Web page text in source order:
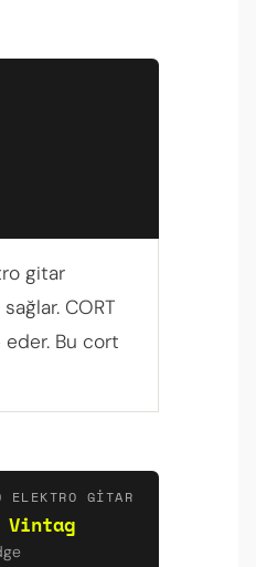
gitar
CORT
Bu cort
ELEKTRO GITAR
Vintag